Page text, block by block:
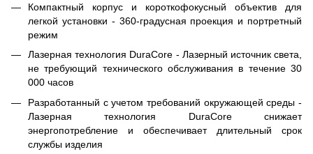
Компактный корпус и короткофокусный объектив для
легкой установки - 360-градусная проекция и портретный
режим
Лазерная технология DuraCore - Лазерный источник света,
не требующий технического обслуживания в течение 30
000 часов
Разработанный с учетом требований окружающей среды -
Лазерная технология DuraCore снижает
энергопотребление и обеспечивает длительный срок
службы изделия